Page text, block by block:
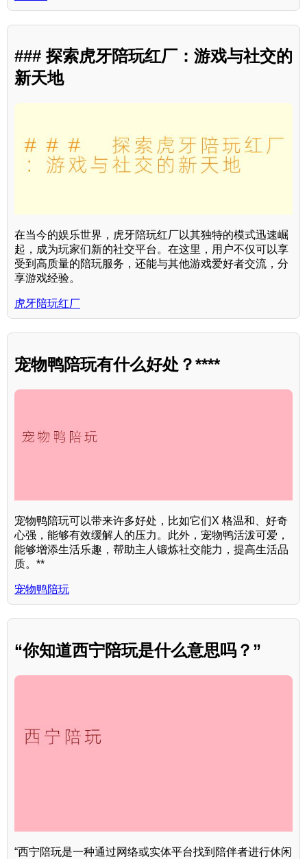
### 探索虎牙陪玩红厂：游戏与社交的
新天地
在当今的娱乐世界，虎牙陪玩红厂以其独特的模式迅速崛
起，成为玩家们新的社交平台。在这里，用户不仅可以享
受到高质量的陪玩服务，还能与其他游戏爱好者交流，分
享游戏经验。
虎牙陪玩红厂
宠物鸭陪玩有什么好处？****
宠物鸭陪玩可以带来许多好处，比如它们X 格温和、好奇
心强，能够有效缓解人的压力。此外，宠物鸭活泼可爱，
能够增添生活乐趣，帮助主人锻炼社交能力，提高生活品
质。**
宠物鸭陪玩
“你知道西宁陪玩是什么意思吗？”
“西宁陪玩是一种通过网络或实体平台找到陪伴者进行休闲